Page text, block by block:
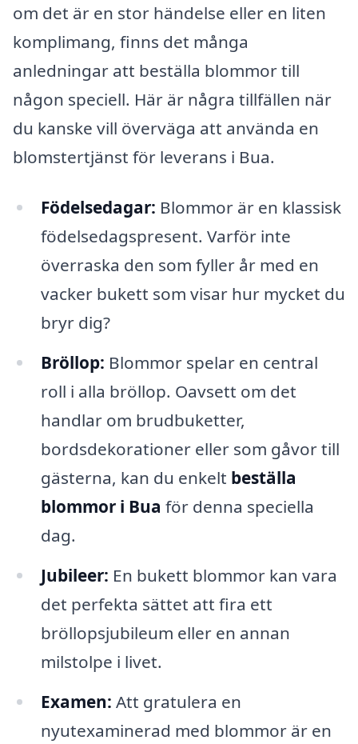
om det är en stor händelse eller en liten
komplimang, finns det många
anledningar att beställa blommor till
någon speciell. Här är några tillfällen när
du kanske vill överväga att använda en
blomstertjänst för leverans i Bua.
Födelsedagar: Blommor är en klassisk
födelsedagspresent. Varför inte
överraska den som fyller år med en
vacker bukett som visar hur mycket du
bryr dig?
Bröllop: Blommor spelar en central
roll i alla bröllop. Oavsett om det
handlar om brudbuketter,
bordsdekorationer eller som gåvor till
gästerna, kan du enkelt beställa
blommor i Bua för denna speciella
dag.
Jubileer: En bukett blommor kan vara
det perfekta sättet att fira ett
bröllopsjubileum eller en annan
milstolpe i livet.
Examen: Att gratulera en
nyutexaminerad med blommor är en